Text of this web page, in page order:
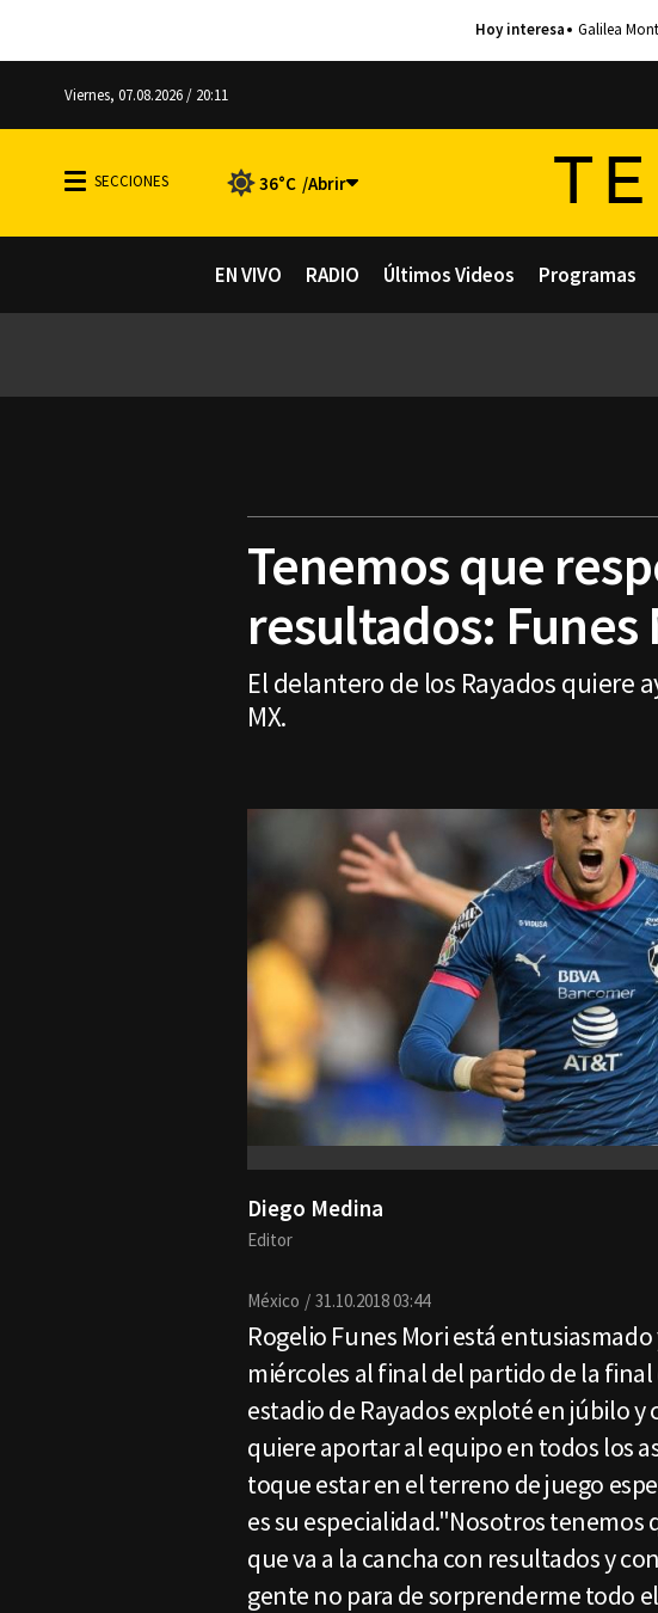
Galilea
Viernes, 07.08.2026 / 20:11
36°C
EN VIVO RADIO Últimos Videos Programas
Tenemos que
resultados: Funes
El delantero de los Rayados quiere
MX.
Diego Medina
Editor
México 31.10.2018 03:44
Rogelio Funes Mori está
miércoles al final del partido de la final
estadio de Rayados exploté en júbilo y
quiere aportar al equipo en todos los
toque estar en el terreno de juego
es su especialidad."Nosotros tenemos
que va a la cancha con resultados y
gente no para de sorprenderme todo